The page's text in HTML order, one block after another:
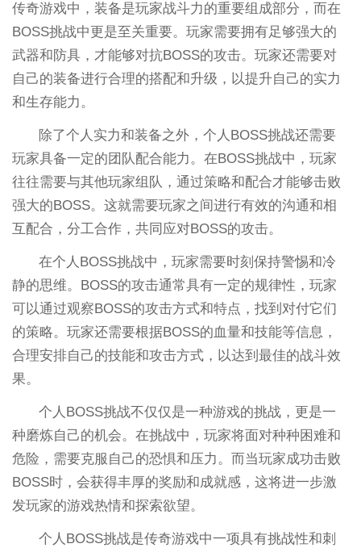
传奇游戏中，装备是玩家战斗力的重要组成部分，而在
BOSS挑战中更是至关重要。玩家需要拥有足够强大的
武器和防具，才能够对抗BOSS的攻击。玩家还需要对
自己的装备进行合理的搭配和升级，以提升自己的实力
和生存能力。
除了个人实力和装备之外，个人BOSS挑战还需要
玩家具备一定的团队配合能力。在BOSS挑战中，玩家
往往需要与其他玩家组队，通过策略和配合才能够击败
强大的BOSS。这就需要玩家之间进行有效的沟通和相
互配合，分工合作，共同应对BOSS的攻击。
在个人BOSS挑战中，玩家需要时刻保持警惕和冷
静的思维。BOSS的攻击通常具有一定的规律性，玩家
可以通过观察BOSS的攻击方式和特点，找到对付它们
的策略。玩家还需要根据BOSS的血量和技能等信息，
合理安排自己的技能和攻击方式，以达到最佳的战斗效
果。
个人BOSS挑战不仅仅是一种游戏的挑战，更是一
种磨炼自己的机会。在挑战中，玩家将面对种种困难和
危险，需要克服自己的恐惧和压力。而当玩家成功击败
BOSS时，会获得丰厚的奖励和成就感，这将进一步激
发玩家的游戏热情和探索欲望。
个人BOSS挑战是传奇游戏中一项具有挑战性和刺